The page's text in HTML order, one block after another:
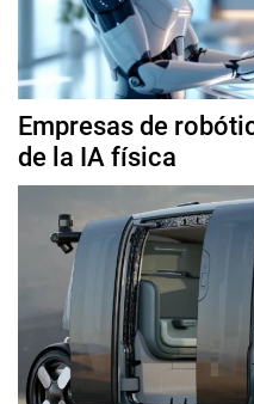
Empresas de
de la IA física